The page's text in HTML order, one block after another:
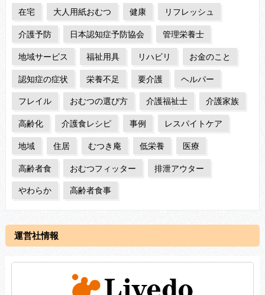
在宅 大人用紙おむつ 健康 リフレッシュ
介護予防 日本認知症予防協会 管理栄養士
地域サービス 福祉用具 リハビリ お金のこと
認知症の症状 栄養不足 要介護 ヘルパー
フレイル おむつの選び方 介護福祉士 介護家族
高齢化 介護食レシピ 事例 レスパイトケア
地域 住居 むつき庵 低栄養 医療
高齢者食 おむつフィッター 排泄アウター
やわらか 高齢者食事
運営社情報